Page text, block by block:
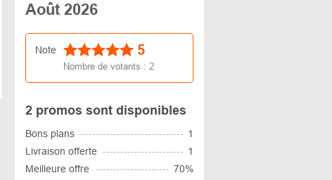
Août 2026
Note 5
Nombre de votants : 2
2 promos sont disponibles
Bons plans
1
Livraison offerte
1
Meilleure offre
70%